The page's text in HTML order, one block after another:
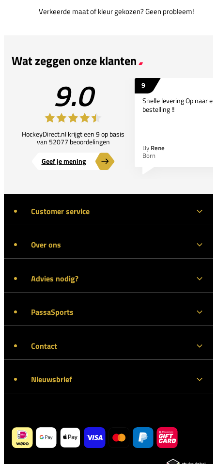
Verkeerde maat of kleur gekozen? Geen probleem!
Wat zeggen onze klanten
9.0
HockeyDirect.nl krijgt een 9 op basis
van 52077 beoordelingen
Geef je mening
9
Snelle levering Op naar
bestelling !!
By Rene
Born
Customer service
Over ons
Advies nodig?
PassaSports
Contact
Nieuwsbrief